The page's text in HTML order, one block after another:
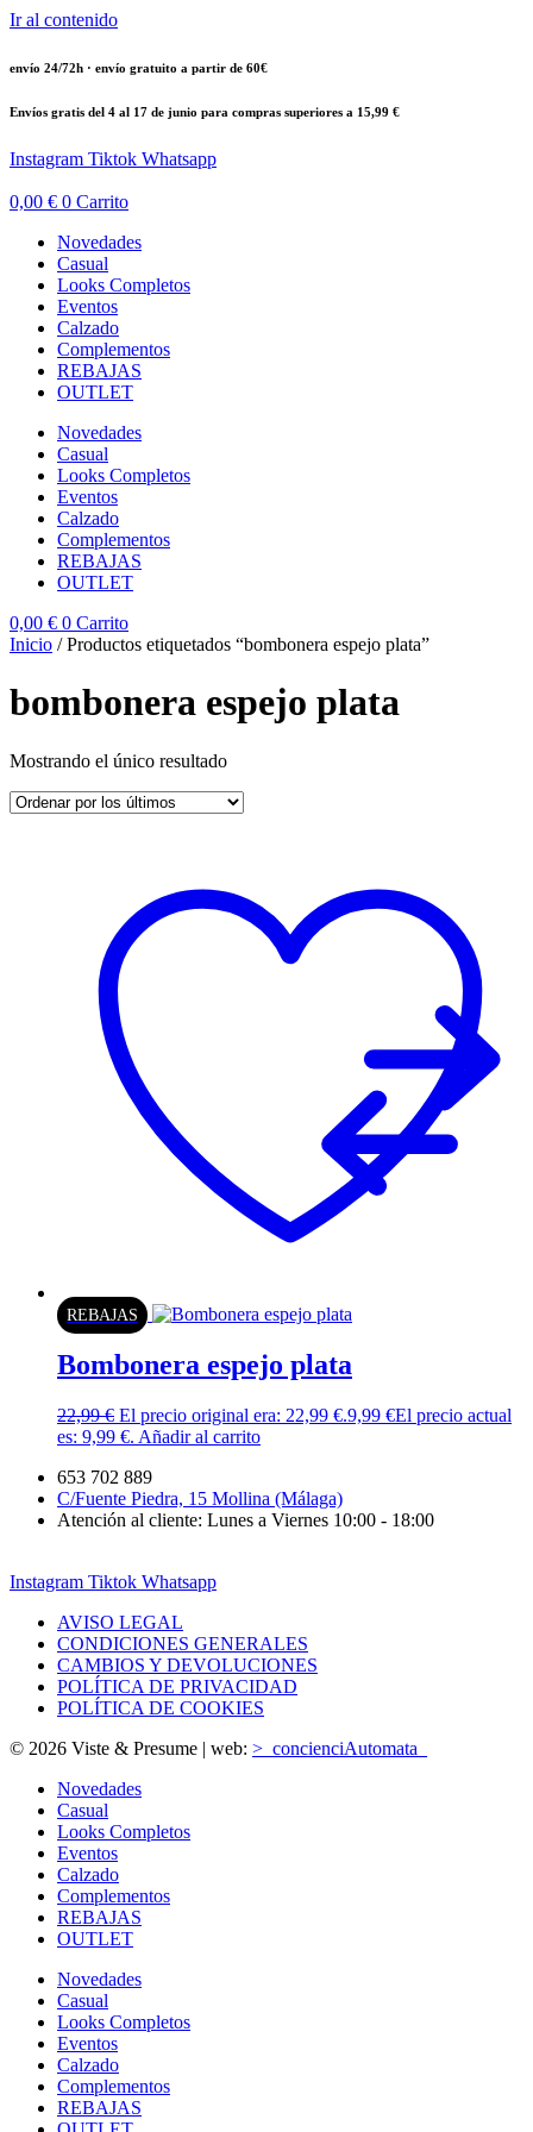
Ir al contenido
envío 24/72h · envío gratuito a partir de 60€
Envíos gratis del 4 al 17 de junio para compras superiores a 15,99 €
Instagram Tiktok Whatsapp
0,00 € 0 Carrito
Novedades
Casual
Looks Completos
Eventos
Calzado
Complementos
REBAJAS
OUTLET
Novedades
Casual
Looks Completos
Eventos
Calzado
Complementos
REBAJAS
OUTLET
0,00 € 0 Carrito
Inicio / Productos etiquetados “bombonera espejo plata”
bombonera espejo plata
Mostrando el único resultado
REBAJAS
Bombonera espejo plata
22,99€ El precio original era: 22,99 €.9,99 €El precio actual
es: 9,99 €. Añadir al carrito
653 702 889
C/Fuente Piedra, 15 Mollina (Málaga)
Atención al cliente: Lunes a Viernes 10:00 - 18:00
Instagram Tiktok Whatsapp
AVISO LEGAL
CONDICIONES GENERALES
CAMBIOS Y DEVOLUCIONES
POLÍTICA DE PRIVACIDAD
POLÍTICA DE COOKIES
© 2026 Viste & Presume | web: >_concienciAutomata_
Novedades
Casual
Looks Completos
Eventos
Calzado
Complementos
REBAJAS
OUTLET
Novedades
Casual
Looks Completos
Eventos
Calzado
Complementos
REBAJAS